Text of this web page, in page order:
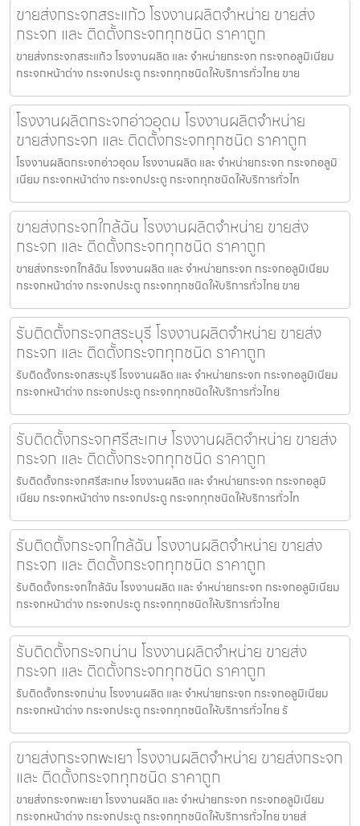
ขายส่งกระจกสระแก้ว โรงงานผลิตจำหน่าย ขายส่ง
กระจก และ ติดตั้งกระจกทุกชนิด ราคาถูก
ขายส่งกระจกสระแก้ว โรงงานผลิต และ จำหน่ายกระจก กระจกอลูมิเนียม
กระจกหน้าต่าง กระจกประตู กระจกทุกชนิดให้บริการทั่วไทย ขาย
โรงงานผลิตกระจกอ่าวอุดม โรงงานผลิตจำหน่าย
ขายส่งกระจก และ ติดตั้งกระจกทุกชนิด ราคาถูก
โรงงานผลิตกระจกอ่าวอุดม โรงงานผลิต และ จำหน่ายกระจก กระจกอลูมิ
เนียม กระจกหน้าต่าง กระจกประตู กระจกทุกชนิดให้บริการทั่วไท
ขายส่งกระจกใกล้ฉัน โรงงานผลิตจำหน่าย ขายส่ง
กระจก และ ติดตั้งกระจกทุกชนิด ราคาถูก
ขายส่งกระจกใกล้ฉัน โรงงานผลิต และ จำหน่ายกระจก กระจกอลูมิเนียม
กระจกหน้าต่าง กระจกประตู กระจกทุกชนิดให้บริการทั่วไทย ขาย
รับติดตั้งกระจกสระบุรี โรงงานผลิตจำหน่าย ขายส่ง
กระจก และ ติดตั้งกระจกทุกชนิด ราคาถูก
รับติดตั้งกระจกสระบุรี โรงงานผลิต และ จำหน่ายกระจก กระจกอลูมิเนียม
กระจกหน้าต่าง กระจกประตู กระจกทุกชนิดให้บริการทั่วไทย
รับติดตั้งกระจกศรีสะเกษ โรงงานผลิตจำหน่าย ขายส่ง
กระจก และ ติดตั้งกระจกทุกชนิด ราคาถูก
รับติดตั้งกระจกศรีสะเกษ โรงงานผลิต และ จำหน่ายกระจก กระจกอลูมิ
เนียม กระจกหน้าต่าง กระจกประตู กระจกทุกชนิดให้บริการทั่วไท
รับติดตั้งกระจกใกล้ฉัน โรงงานผลิตจำหน่าย ขายส่ง
กระจก และ ติดตั้งกระจกทุกชนิด ราคาถูก
รับติดตั้งกระจกใกล้ฉัน โรงงานผลิต และ จำหน่ายกระจก กระจกอลูมิเนียม
กระจกหน้าต่าง กระจกประตู กระจกทุกชนิดให้บริการทั่วไทย
รับติดตั้งกระจกน่าน โรงงานผลิตจำหน่าย ขายส่ง
กระจก และ ติดตั้งกระจกทุกชนิด ราคาถูก
รับติดตั้งกระจกน่าน โรงงานผลิต และ จำหน่ายกระจก กระจกอลูมิเนียม
กระจกหน้าต่าง กระจกประตู กระจกทุกชนิดให้บริการทั่วไทย รั
ขายส่งกระจกพะเยา โรงงานผลิตจำหน่าย ขายส่งกระจก
และ ติดตั้งกระจกทุกชนิด ราคาถูก
ขายส่งกระจกพะเยา โรงงานผลิต และ จำหน่ายกระจก กระจกอลูมิเนียม
กระจกหน้าต่าง กระจกประตู กระจกทุกชนิดให้บริการทั่วไทย ขายส่